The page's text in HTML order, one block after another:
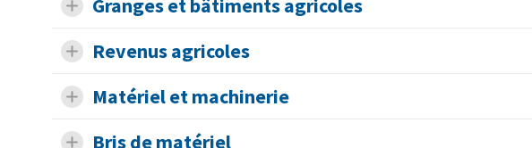
Granges et bâtiments agricoles
Revenus agricoles
Matériel et machinerie
Bris de matériel